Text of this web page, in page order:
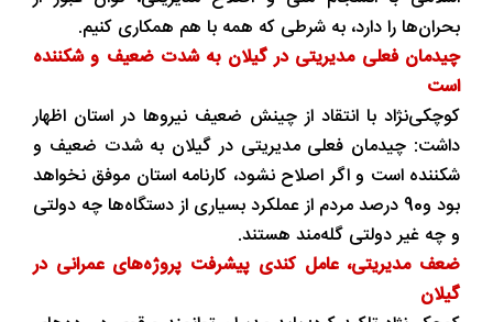
بحران‌ها را دارد، به شرطی که همه با هم همکاری کنیم.
چیدمان فعلی مدیریتی در گیلان به شدت ضعیف و شکننده
است
کوچکی‌نژاد با انتقاد از چینش ضعیف نیروها در استان اظهار
داشت: چیدمان فعلی مدیریتی در گیلان به شدت ضعیف و
شکننده است و اگر اصلاح نشود، کارنامه استان موفق نخواهد
بود و90 درصد مردم از عملکرد بسیاری از دستگاه‌ها چه دولتی
و چه غیر دولتی گله‌مند هستند.
ضعف مدیریتی، عامل کندی پیشرفت پروژه‌های عمرانی در
گیلان